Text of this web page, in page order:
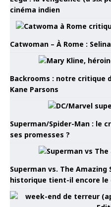
cinéma indien
Catwoman – À Rome :
Backrooms : notre critique
Kane Parsons
Superman/Spider-Man : le
ses promesses ?
Superman vs. The
historique tient-il encore le